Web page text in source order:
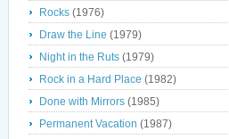
Rocks (1976)
Draw the Line (1979)
Night in the Ruts (1979)
Rock in a Hard Place (1982)
Done with Mirrors (1985)
Permanent Vacation (1987)